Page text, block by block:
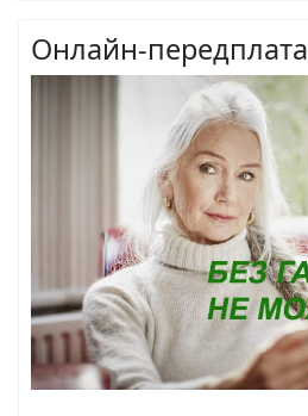
Онлайн-передплата